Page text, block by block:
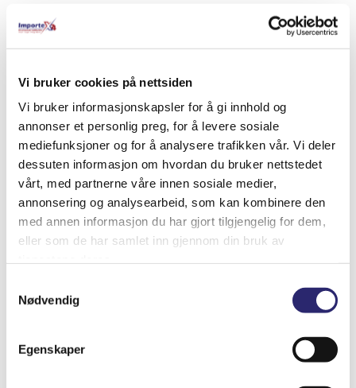
Vi bruker cookies på nettsiden
Vi bruker informasjonskapsler for å gi innhold og
annonser et personlig preg, for å levere sosiale
mediefunksjoner og for å analysere trafikken vår. Vi deler
dessuten informasjon om hvordan du bruker nettstedet
vårt, med partnerne våre innen sosiale medier,
annonsering og analysearbeid, som kan kombinere den
med annen informasjon du har gjort tilgjengelig for dem,
eller som de har samlet inn gjennom din bruk av
Nødvendig
Egenskaper
STARTER 10T 2,8KW BEDFORD
Detaljer